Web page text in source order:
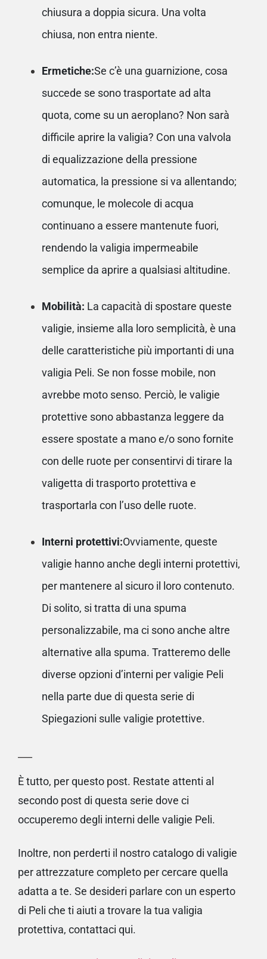
chiusura a doppia sicura. Una volta
chiusa, non entra niente.
Ermetiche:Se c’è una guarnizione, cosa
succede se sono trasportate ad alta
quota, come su un aeroplano? Non sarà
difficile aprire la valigia? Con una valvola
di equalizzazione della pressione
automatica, la pressione si va allentando;
comunque, le molecole di acqua
continuano a essere mantenute fuori,
rendendo la valigia impermeabile
semplice da aprire a qualsiasi altitudine.
Mobilità: La capacità di spostare queste
valigie, insieme alla loro semplicità, è una
delle caratteristiche più importanti di una
valigia Peli. Se non fosse mobile, non
avrebbe moto senso. Perciò, le valigie
protettive sono abbastanza leggere da
essere spostate a mano e/o sono fornite
con delle ruote per consentirvi di tirare la
valigetta di trasporto protettiva e
trasportarla con l’uso delle ruote.
Interni protettivi:Ovviamente, queste
valigie hanno anche degli interni protettivi,
per mantenere al sicuro il loro contenuto.
Di solito, si tratta di una spuma
personalizzabile, ma ci sono anche altre
alternative alla spuma. Tratteremo delle
diverse opzioni d’interni per valigie Peli
nella parte due di questa serie di
Spiegazioni sulle valigie protettive.
È tutto, per questo post. Restate attenti al
secondo post di questa serie dove ci
occuperemo degli interni delle valigie Peli.
Inoltre, non perderti il nostrocatalogo di valigie
per attrezzature completo per cercare quella
adatta a te. Se desideri parlare con un esperto
di Peli che ti aiuti a trovare la tua valigia
protettiva, contattaci qui.